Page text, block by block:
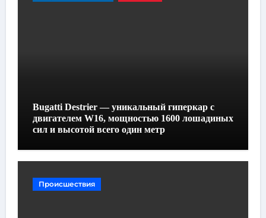
Bugatti Destrier — уникальный гиперкар с
двигателем W16, мощностью 1600 лошадиных
сил и высотой всего один метр
Происшествия